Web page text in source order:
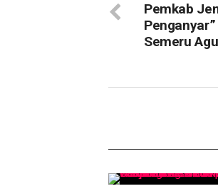
Pemkab
Semeru